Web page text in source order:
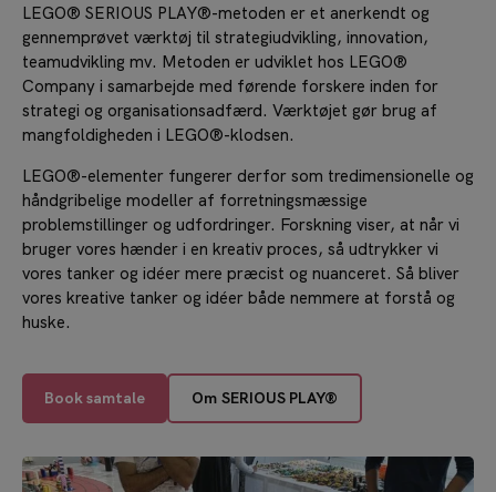
LEGO® SERIOUS PLAY®-metoden er et anerkendt og
gennemprøvet værktøj til strategiudvikling, innovation,
teamudvikling mv. Metoden er udviklet hos LEGO®
Company i samarbejde med førende forskere inden for
strategi og organisationsadfærd. Værktøjet gør brug af
mangfoldigheden i LEGO®-klodsen.
LEGO®-elementer fungerer derfor som tredimensionelle og
håndgribelige modeller af forretningsmæssige
problemstillinger og udfordringer. Forskning viser, at når vi
bruger vores hænder i en kreativ proces, så udtrykker vi
vores tanker og idéer mere præcist og nuanceret. Så bliver
vores kreative tanker og idéer både nemmere at forstå og
huske.
Book samtale Om SERIOUS PLAY®